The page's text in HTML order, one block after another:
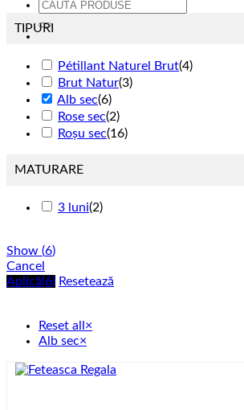
Caută
TIPURI
Pétillant Naturel Brut(4)
Brut Natur(3)
Alb sec(6)
Rose sec(2)
Roșu sec(16)
MATURARE
3 luni(2)
Show (6)
Cancel
Aplică(6) Resetează
Reset all ×
Alb sec×